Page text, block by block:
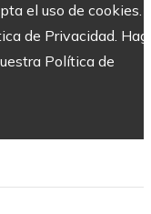
el uso de cookies.
de Privacidad.
Política de